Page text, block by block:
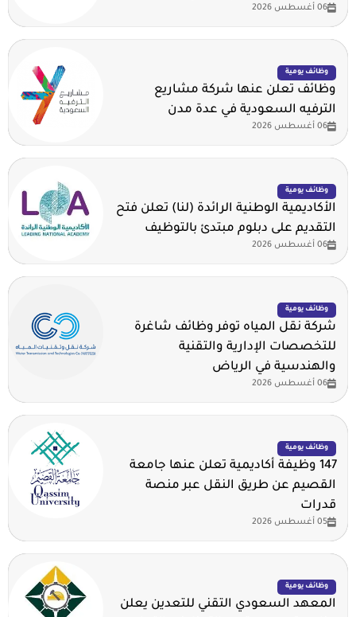
06 أغسطس 2026
وظائف يومية
وظائف تعلن عنها شركة مشاريع
الترفيه السعودية في عدة مدن
06 أغسطس 2026
وظائف يومية
الأكاديمية الوطنية الرائدة (لنا) تعلن فتح
التقديم على دبلوم مبتدئ بالتوظيف
06 أغسطس 2026
وظائف يومية
شركة نقل المياه توفر وظائف شاغرة
للتخصصات الإدارية والتقنية
والهندسية في الرياض
06 أغسطس 2026
وظائف يومية
147 وظيفة أكاديمية تعلن عنها جامعة
القصيم عن طريق النقل عبر منصة
قدرات
05 أغسطس 2026
وظائف يومية
المعهد السعودي التقني للتعدين يعلن